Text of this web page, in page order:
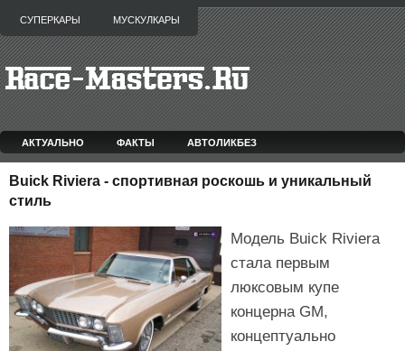
СУПЕРКАРЫ МУСКУЛКАРЫ
АКТУАЛЬНО ФАКТЫ АВТОЛИКБЕЗ
Buick Riviera - спортивная роскошь и уникальный
стиль
Модель Buick Riviera
стала первым
люксовым купе
концерна GM,
концептуально